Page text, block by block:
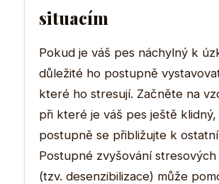
situacím
Pokud je váš pes náchylný k
důležité ho postupně
které ho stresují. Začněte na
při které je váš pes ještě klidný,
postupně se přibližujte k
Postupné zvyšování stresových
(tzv. desenzibilizace) může